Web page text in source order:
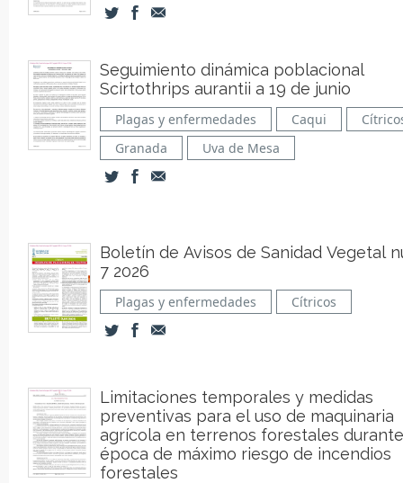
Seguimiento dinámica poblacional
Scirtothrips aurantii a 19 de junio
Plagas y enfermedades Caqui
Granada
Uva de Mesa
Boletín de Avisos de Sanidad Vegetal
7 2026
Plagas y enfermedades Cítricos
Limitaciones temporales y medidas
preventivas para el uso de maquinaria
agrícola en terrenos forestales
época de máximo riesgo de incendios
forestales